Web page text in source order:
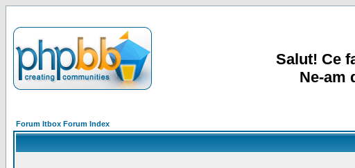
Salut! Ce
Ne-am
Forum Itbox Forum Index